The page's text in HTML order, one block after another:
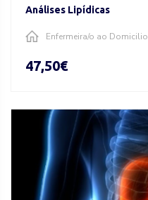
Análises Lipídicas
Enfermeira/o ao Domicilio
47,50€